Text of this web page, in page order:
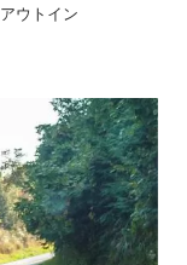
ウトイン